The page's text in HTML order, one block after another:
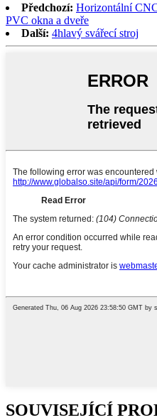
Předchozí: Horizontální
PVC okna a dveře
Další: 4hlavý svářecí stroj
SOUVISEJÍCÍ